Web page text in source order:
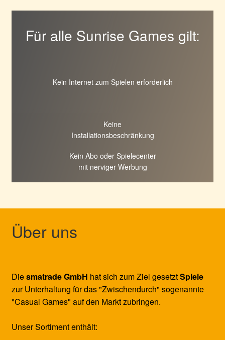
Für alle Sunrise Games gilt:
Kein Internet zum Spielen erforderlich
Keine
Installationsbeschränkung
Kein Abo oder Spielecenter
mit nerviger Werbung
Über uns
Diesmatrade GmbH hat sich zum Ziel gesetztSpiele
zur Unterhaltung für das "Zwischendurch" sogenannte
"Casual Games" auf den Markt zubringen.
Unser Sortiment enthält: